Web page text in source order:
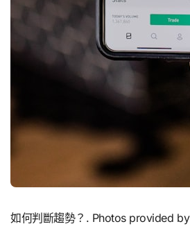
如何判斷趨勢？. Photos provided